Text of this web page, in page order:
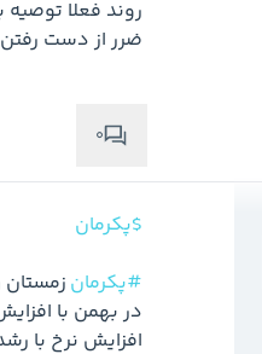
ضرر از دست رفتن 5350
0
$پکرمان
#پکرمان